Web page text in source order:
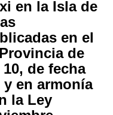
en la Isla de
en el
de
de fecha
y en armonía
la Ley